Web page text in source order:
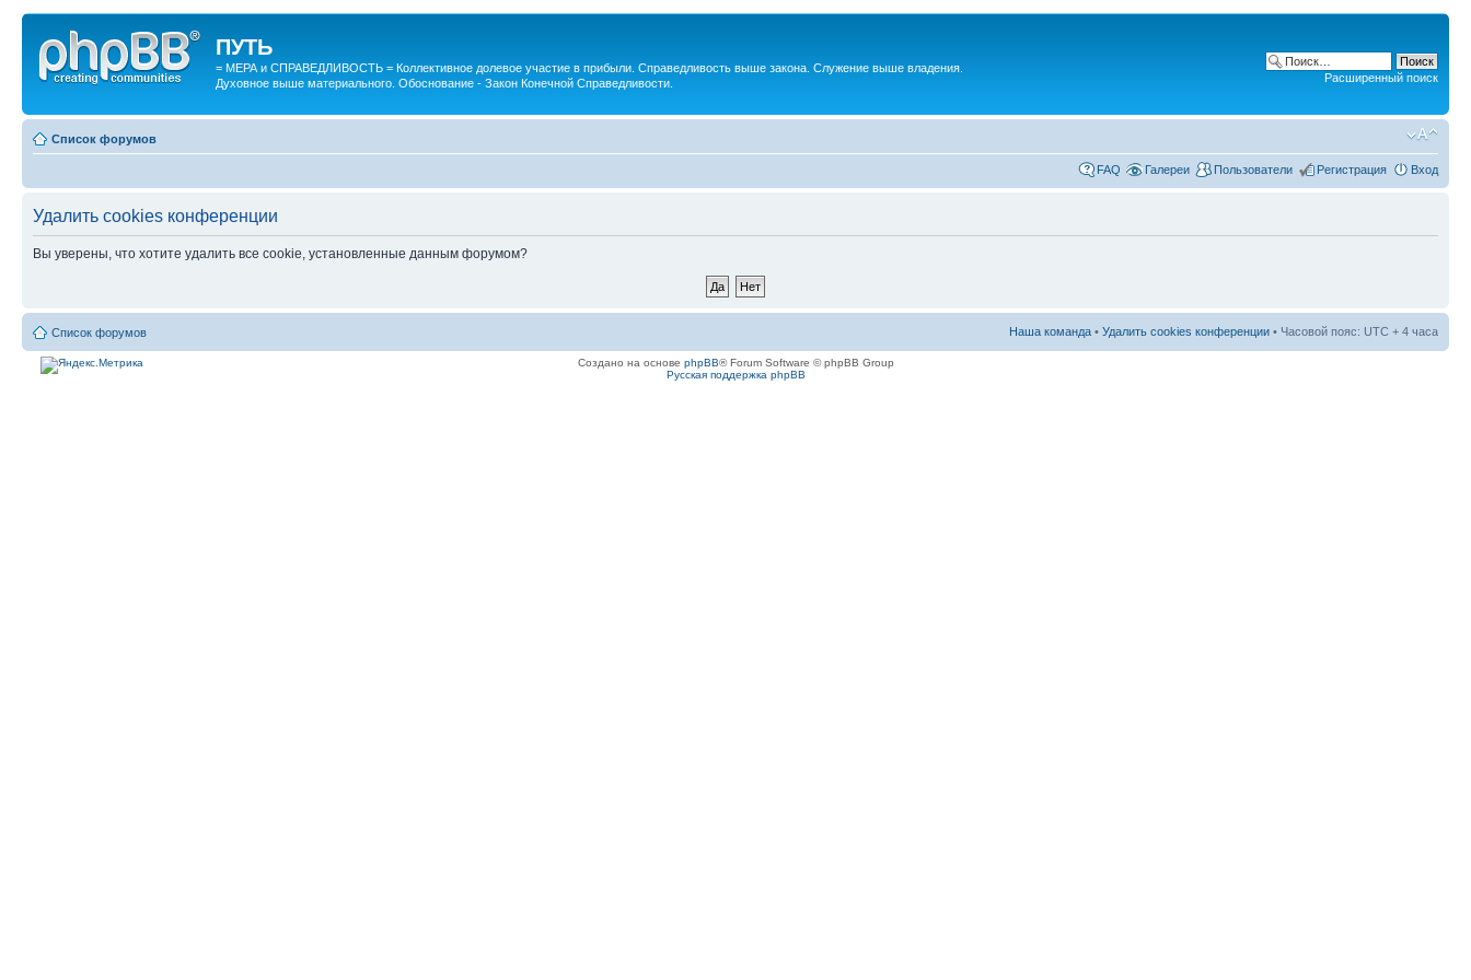
ПУТЬ
= МЕРА и СПРАВЕДЛИВОСТЬ = Коллективное долевое участие в прибыли. Справедливость выше закона. Служение выше владения.
Духовное выше материального. Обоснование - Закон Конечной Справедливости.
Расширенный поиск
Список форумов
FAQ Галереи Пользователи Регистрация Вход
Удалить cookies конференции
Вы уверены, что хотите удалить все cookie, установленные данным форумом?
Список форумов Наша команда • Удалить cookies конференции • Часовой пояс: UTC + 4 часа
Создано на основе phpBB® Forum Software © phpBB Group
Русская поддержка phpBB